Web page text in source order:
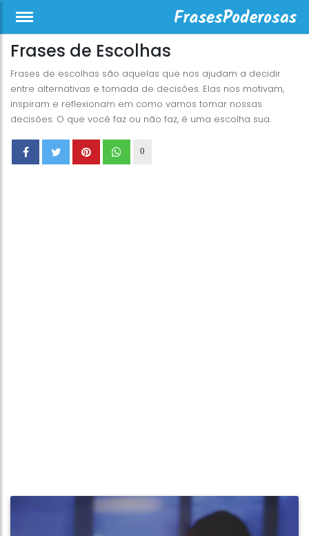
Frases de Escolhas
Frases de escolhas são aquelas que nos ajudam a decidir
entre alternativas e tomada de decisões. Elas nos motivam,
inspiram e reflexionam em como vamos tomar nossas
decisões. O que você faz ou não faz, é uma escolha sua.
0